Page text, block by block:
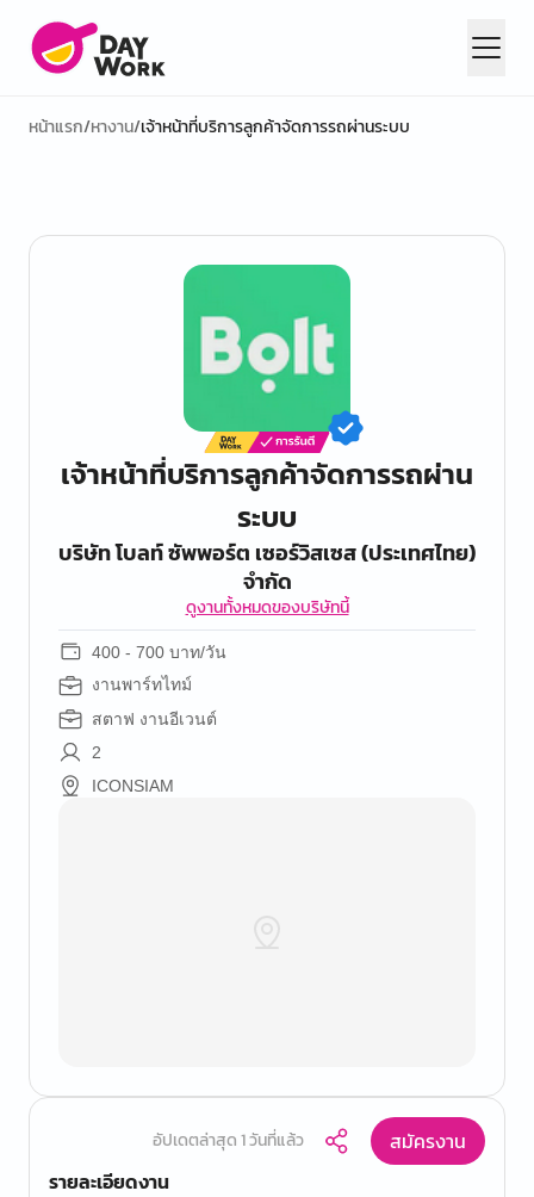
หน้าแรก/หางาน/เจ้าหน้าที่บริการลูกค้าจัดการรถผ่านระบบ
เจ้าหน้าที่บริการลูกค้าจัดการรถผ่าน
ระบบ
บริษัท โบลท์ ซัพพอร์ต เซอร์วิสเซส (ประเทศไทย)
จำกัด
ดูงานทั้งหมดของบริษัทนี้
400 - 700 บาท/วัน
งานพาร์ทไทม์
สตาฟ งานอีเวนต์
2
ICONSIAM
อัปเดตล่าสุด 1 วันที่แล้ว
สมัครงาน
รายละเอียดงาน